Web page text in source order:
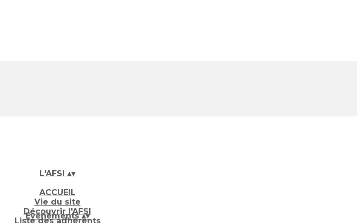
L'AFSI ▴▾
ACCUEIL
Vie du site
Découvrir l'AFSI
Liste des adhérents
Evénements▴▾